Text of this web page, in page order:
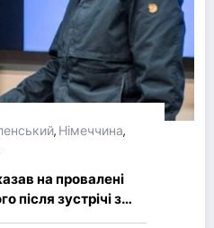
, Німеччина,
на провалені
після зустрічі з